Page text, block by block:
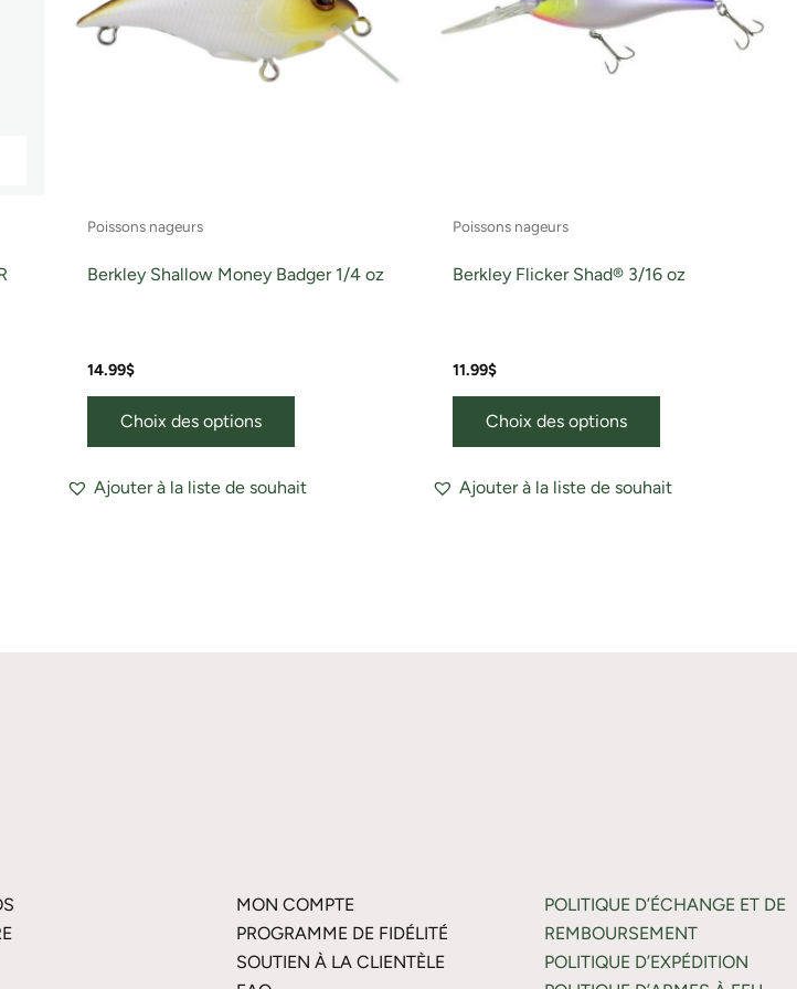
Poissons nageurs
Berkley Shallow Money Badger 1/4 oz
14.99$
Choix des options
options
peuvent
Ajouter à la liste de souhait
Poissons nageurs
Berkley Flicker Shad® 3/16 oz
11.99$
Choix des options
Ajouter à la liste de souhait
MON COMPTE
PROGRAMME DE FIDÉLITÉ
SOUTIEN À LA CLIENTÈLE
POLITIQUE D’ÉCHANGE ET DE
REMBOURSEMENT
POLITIQUE D’EXPÉDITION